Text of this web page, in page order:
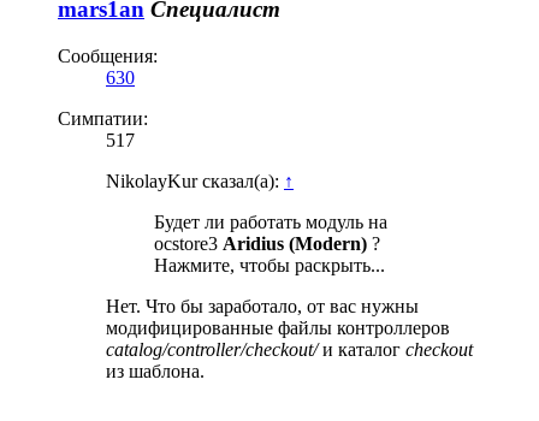
mars1an Специалист
Сообщения:
630
Симпатии:
517
NikolayKur сказал(а): ↑
Будет ли работать модуль на
ocstore3 Aridius (Modern) ?
Нажмите, чтобы раскрыть...
Нет. Что бы заработало, от вас нужны
модифицированные файлы контроллеров
catalog/controller/checkout/и каталог checkout
из шаблона.